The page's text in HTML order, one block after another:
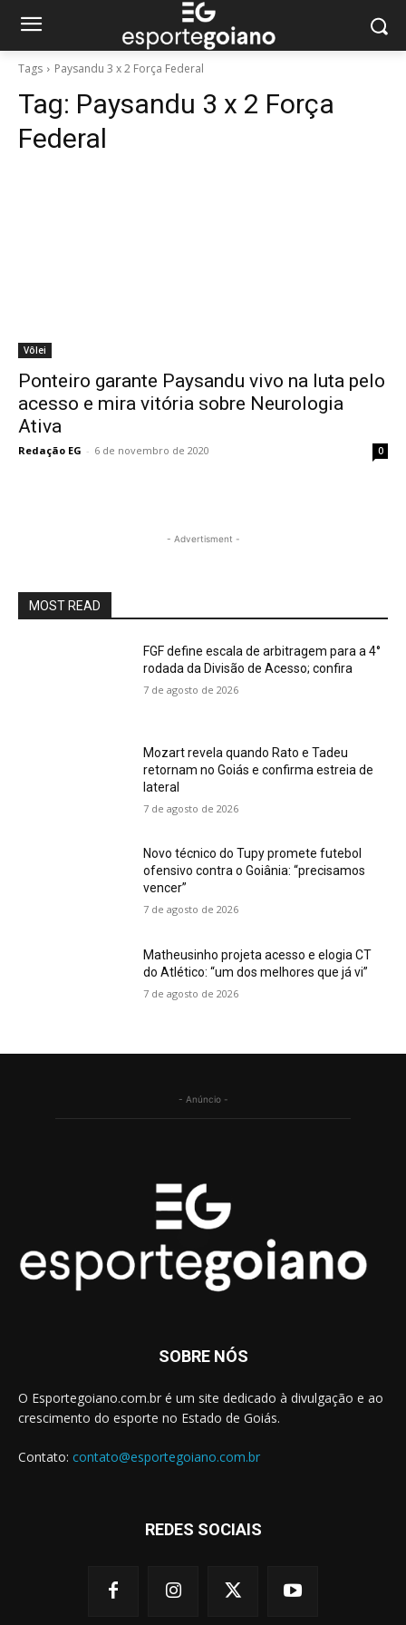
Tags Paysandu 3 x 2 Força Federal
Tag: Paysandu 3 x 2 Força
Federal
Vôlei
Ponteiro garante Paysandu vivo na luta pelo
acesso e mira vitória sobre Neurologia
Ativa
Redação EG - 6 de novembro de 2020 0
- Advertisment -
MOST READ
FGF define escala de arbitragem para a 4°
rodada da Divisão de Acesso; confira
7 de agosto de 2026
Mozart revela quando Rato e Tadeu
retornam no Goiás e confirma estreia de
lateral
7 de agosto de 2026
Novo técnico do Tupy promete futebol
ofensivo contra o Goiânia: “precisamos
vencer”
7 de agosto de 2026
Matheusinho projeta acesso e elogia CT
do Atlético: “um dos melhores que já vi”
7 de agosto de 2026
- Anúncio -
SOBRE NÓS
O Esportegoiano.com.br é um site dedicado à divulgação e ao
crescimento do esporte no Estado de Goiás.
Contato: contato@esportegoiano.com.br
REDES SOCIAIS